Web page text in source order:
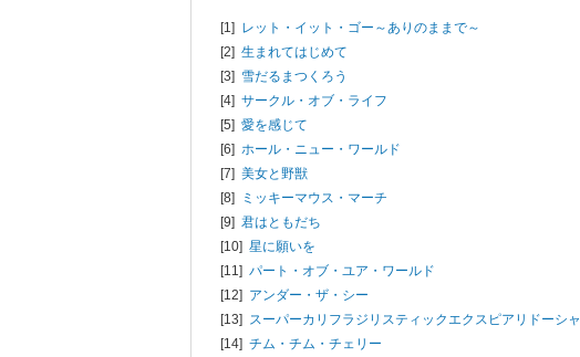
[1] レット・イット・ゴー～ありのままで～
[2] 生まれてはじめて
[3] 雪だるまつくろう
[4] サークル・オブ・ライフ
[5] 愛を感じて
[6] ホール・ニュー・ワールド
[7] 美女と野獣
[8]
ミッキーマウス・マーチ
[9] 君はともだち
[10] 星に願いを
[11] パート・オブ・ユア・ワールド
[12] アンダー・ザ・シー
[13] スーパーカリフラジリスティックエクスピアリドーシ
[14] チム・チム・チェリー